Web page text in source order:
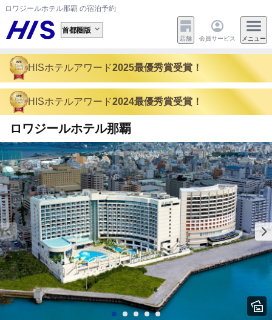
ロワジールホテル那覇 の宿泊予約
首都圏版
店舗 会員サービス メニュー
HISホテルアワード2025最優秀賞受賞！
HISホテルアワード2024最優秀賞受賞！
ロワジールホテル那覇